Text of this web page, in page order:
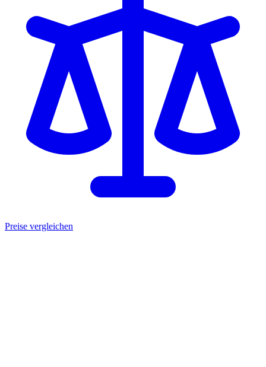
Preise vergleichen